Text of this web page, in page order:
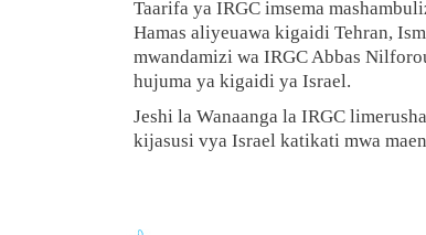
Taarifa ya IRGC imsema
Hamas aliyeuawa kigaidi Tehran,
mwandamizi wa IRGC Abbas
hujuma ya kigaidi ya Israel.
Jeshi la Wanaanga la IRGC
kijasusi vya Israel katikati mwa